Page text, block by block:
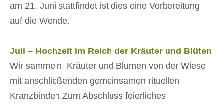
am 21. Juni stattfindet ist dies eine Vorbereitung
auf die Wende.
Juli – Hochzeit im Reich der Kräuter und Blüten
Wir sammeln Kräuter und Blumen von der Wiese
mit anschließenden gemeinsamen rituellen
Kranzbinden.Zum Abschluss feierliches